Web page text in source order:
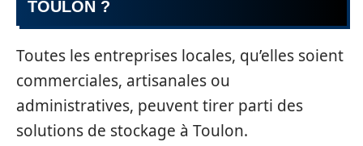
TOULON ?
Toutes les entreprises locales, qu’elles soient
commerciales, artisanales ou
administratives, peuvent tirer parti des
solutions de stockage à Toulon.